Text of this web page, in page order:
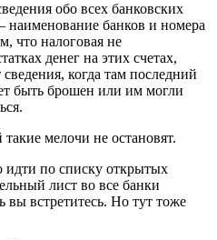
обо всех банковских
банков и номера
что налоговая не
денег на этих счетах,
когда там последний
быть брошен или им могли
мелочи не остановят.
идти по списку открытых
лист во все банки
вы встретитесь. Но тут тоже